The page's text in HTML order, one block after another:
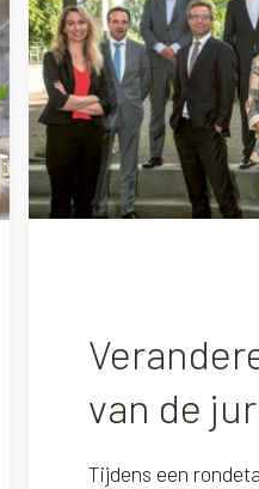
van de
Tijdens een